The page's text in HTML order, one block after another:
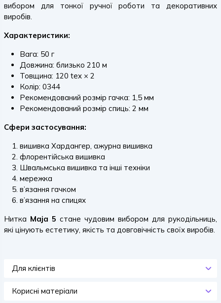
вибором для тонкої ручної роботи та декоративних
виробів.
Характеристики:
Вага: 50 г
Довжина: близько 210 м
Товщина: 120 tex × 2
Колір: 0344
Рекомендований розмір гачка: 1,5 мм
Рекомендований розмір спиць: 2 мм
Сфери застосування:
вишивка Хардангер, ажурна вишивка
флорентійська вишивка
Швальмська вишивка та інші техніки
мережка
в’язання гачком
в’язання на спицях
Нитка Maja 5 стане чудовим вибором для рукодільниць,
які цінують естетику, якість та довговічність своїх виробів.
Для клієнтів
Корисні матеріали